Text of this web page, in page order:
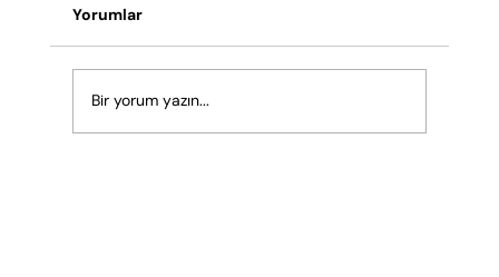
Yorumlar
Bir yorum yazın...